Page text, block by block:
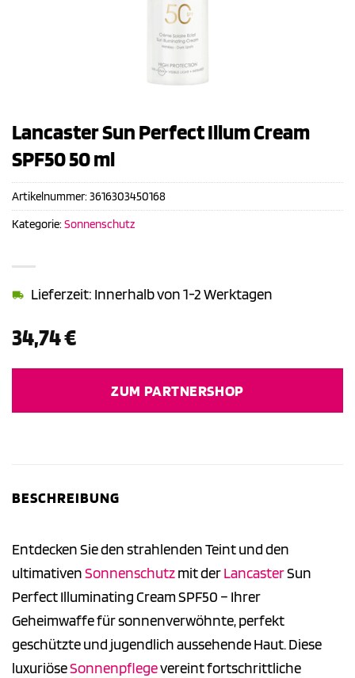
Lancaster Sun Perfect Illum Cream
SPF50 50 ml
34,74€
Lieferzeit: Innerhalb von 1-2 Werktagen
ZUM PARTNERSHOP
Artikelnummer: 3616303450168
Kategorie: Sonnenschutz
BESCHREIBUNG
Entdecken Sie den strahlenden Teint und den
ultimativenSonnenschutzmit derLancasterSun
Perfect Illuminating Cream SPF50 – Ihrer
Geheimwaffe für sonnenverwöhnte, perfekt
geschützte und jugendlich aussehende Haut. Diese
luxuriöseSonnenpflegevereint fortschrittliche